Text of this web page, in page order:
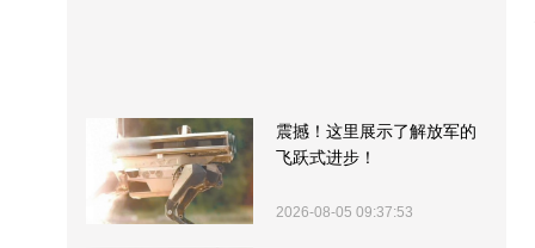
震撼！这里展示了解放军的
飞跃式进步！
2026-08-05 09:37:53